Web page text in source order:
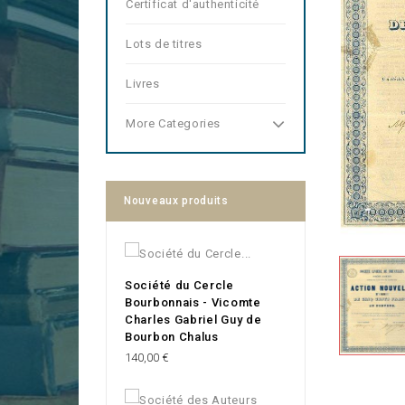
Certificat d'authenticité
Lots de titres
Livres
More Categories
Nouveaux produits
Société du Cercle
Bourbonnais - Vicomte
Charles Gabriel Guy de
Bourbon Chalus
Prix
140,00 €